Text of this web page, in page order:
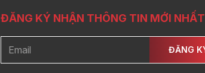
ĐĂNG KÝ NHẬN THÔNG TIN MỚI NHẤT
ĐĂNG